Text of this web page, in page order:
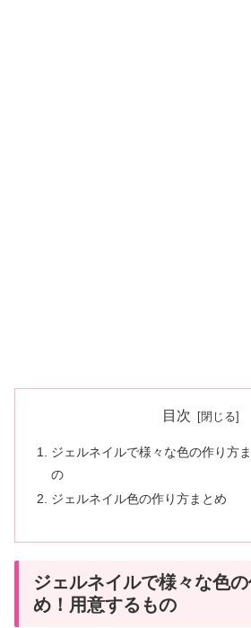
目次
ジェルネイルで様々な色の作り方
の
ジェルネイル色の作り方まとめ
ジェルネイルで様々な色
め！用意するもの